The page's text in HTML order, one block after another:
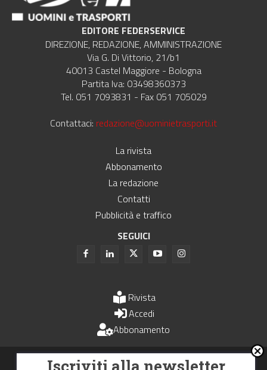
EDITORE FEDERSERVICE
DIREZIONE, REDAZIONE, AMMINISTRAZIONE
Via G. Di Vittorio, 21/b1
40013 Castel Maggiore - Bologna
Partita Iva: 03498360373
Tel. 051 7093831 - Fax 051 705029
Contattaci: redazione@uominietrasporti.it
La rivista
Abbonamento
La redazione
Contatti
Pubblicità e traffico
SEGUICI
Rivista
Accedi
Abbonamento
Uomini e Trasporti è un periodico associato all'Unione Stampa
Iscriviti alla newsletter